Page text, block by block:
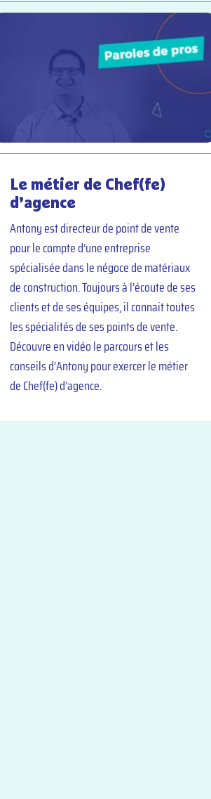
Le métier de Chef(fe)
d’agence
Antony est directeur de point de vente
pour le compte d’une entreprise
spécialisée dans le négoce de matériaux
de construction. Toujours à l’écoute de ses
clients et de ses équipes, il connait toutes
les spécialités de ses points de vente.
Découvre en vidéo le parcours et les
conseils d’Antony pour exercer le métier
de Chef(fe) d’agence.